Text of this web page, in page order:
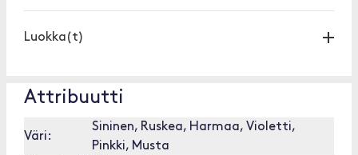
Luokka(t)
Attribuutti
Väri:
Sininen, Ruskea, Harmaa, Violetti,
Pinkki, Musta